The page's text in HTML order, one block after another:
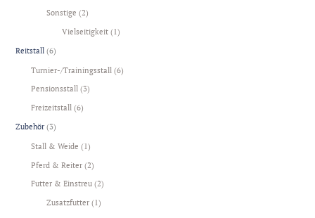
Sonstige (2)
Vielseitigkeit(1)
Reitstall (6)
Turnier-/Trainingsstall (6)
Pensionsstall (3)
Freizeitstall (6)
Zubehör (3)
Stall & Weide (1)
Pferd & Reiter (2)
Futter & Einstreu (2)
Zusatzfutter (1)